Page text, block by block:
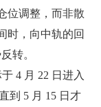
位调整，而非散
时，向中轨的回
转。
4 月 22 日进入
到 5 月 15 日才